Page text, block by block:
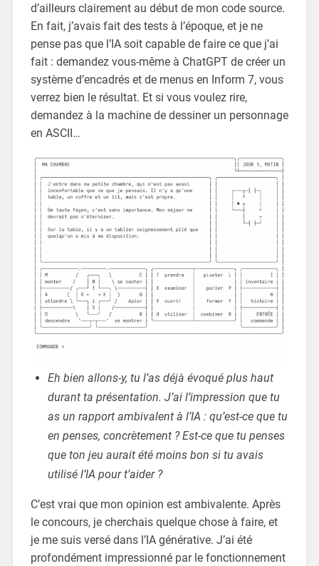
d’ailleurs clairement au début de mon code source.
En fait, j’avais fait des tests à l’époque, et je ne
pense pas que l’IA soit capable de faire ce que j’ai
fait : demandez vous-même à ChatGPT de créer un
système d’encadrés et de menus en Inform 7, vous
verrez bien le résultat. Et si vous voulez rire,
demandez à la machine de dessiner un personnage
en ASCII…
Eh bien allons-y, tu l’as déjà évoqué plus haut
durant ta présentation. J’ai l’impression que tu
as un rapport ambivalent à l’IA : qu’est-ce que tu
en penses, concrètement ? Est-ce que tu penses
que ton jeu aurait été moins bon si tu avais
utilisé l’IA pour t’aider ?
C’est vrai que mon opinion est ambivalente. Après
le concours, je cherchais quelque chose à faire, et
je me suis versé dans l’IA générative. J’ai été
profondément impressionné par le fonctionnement